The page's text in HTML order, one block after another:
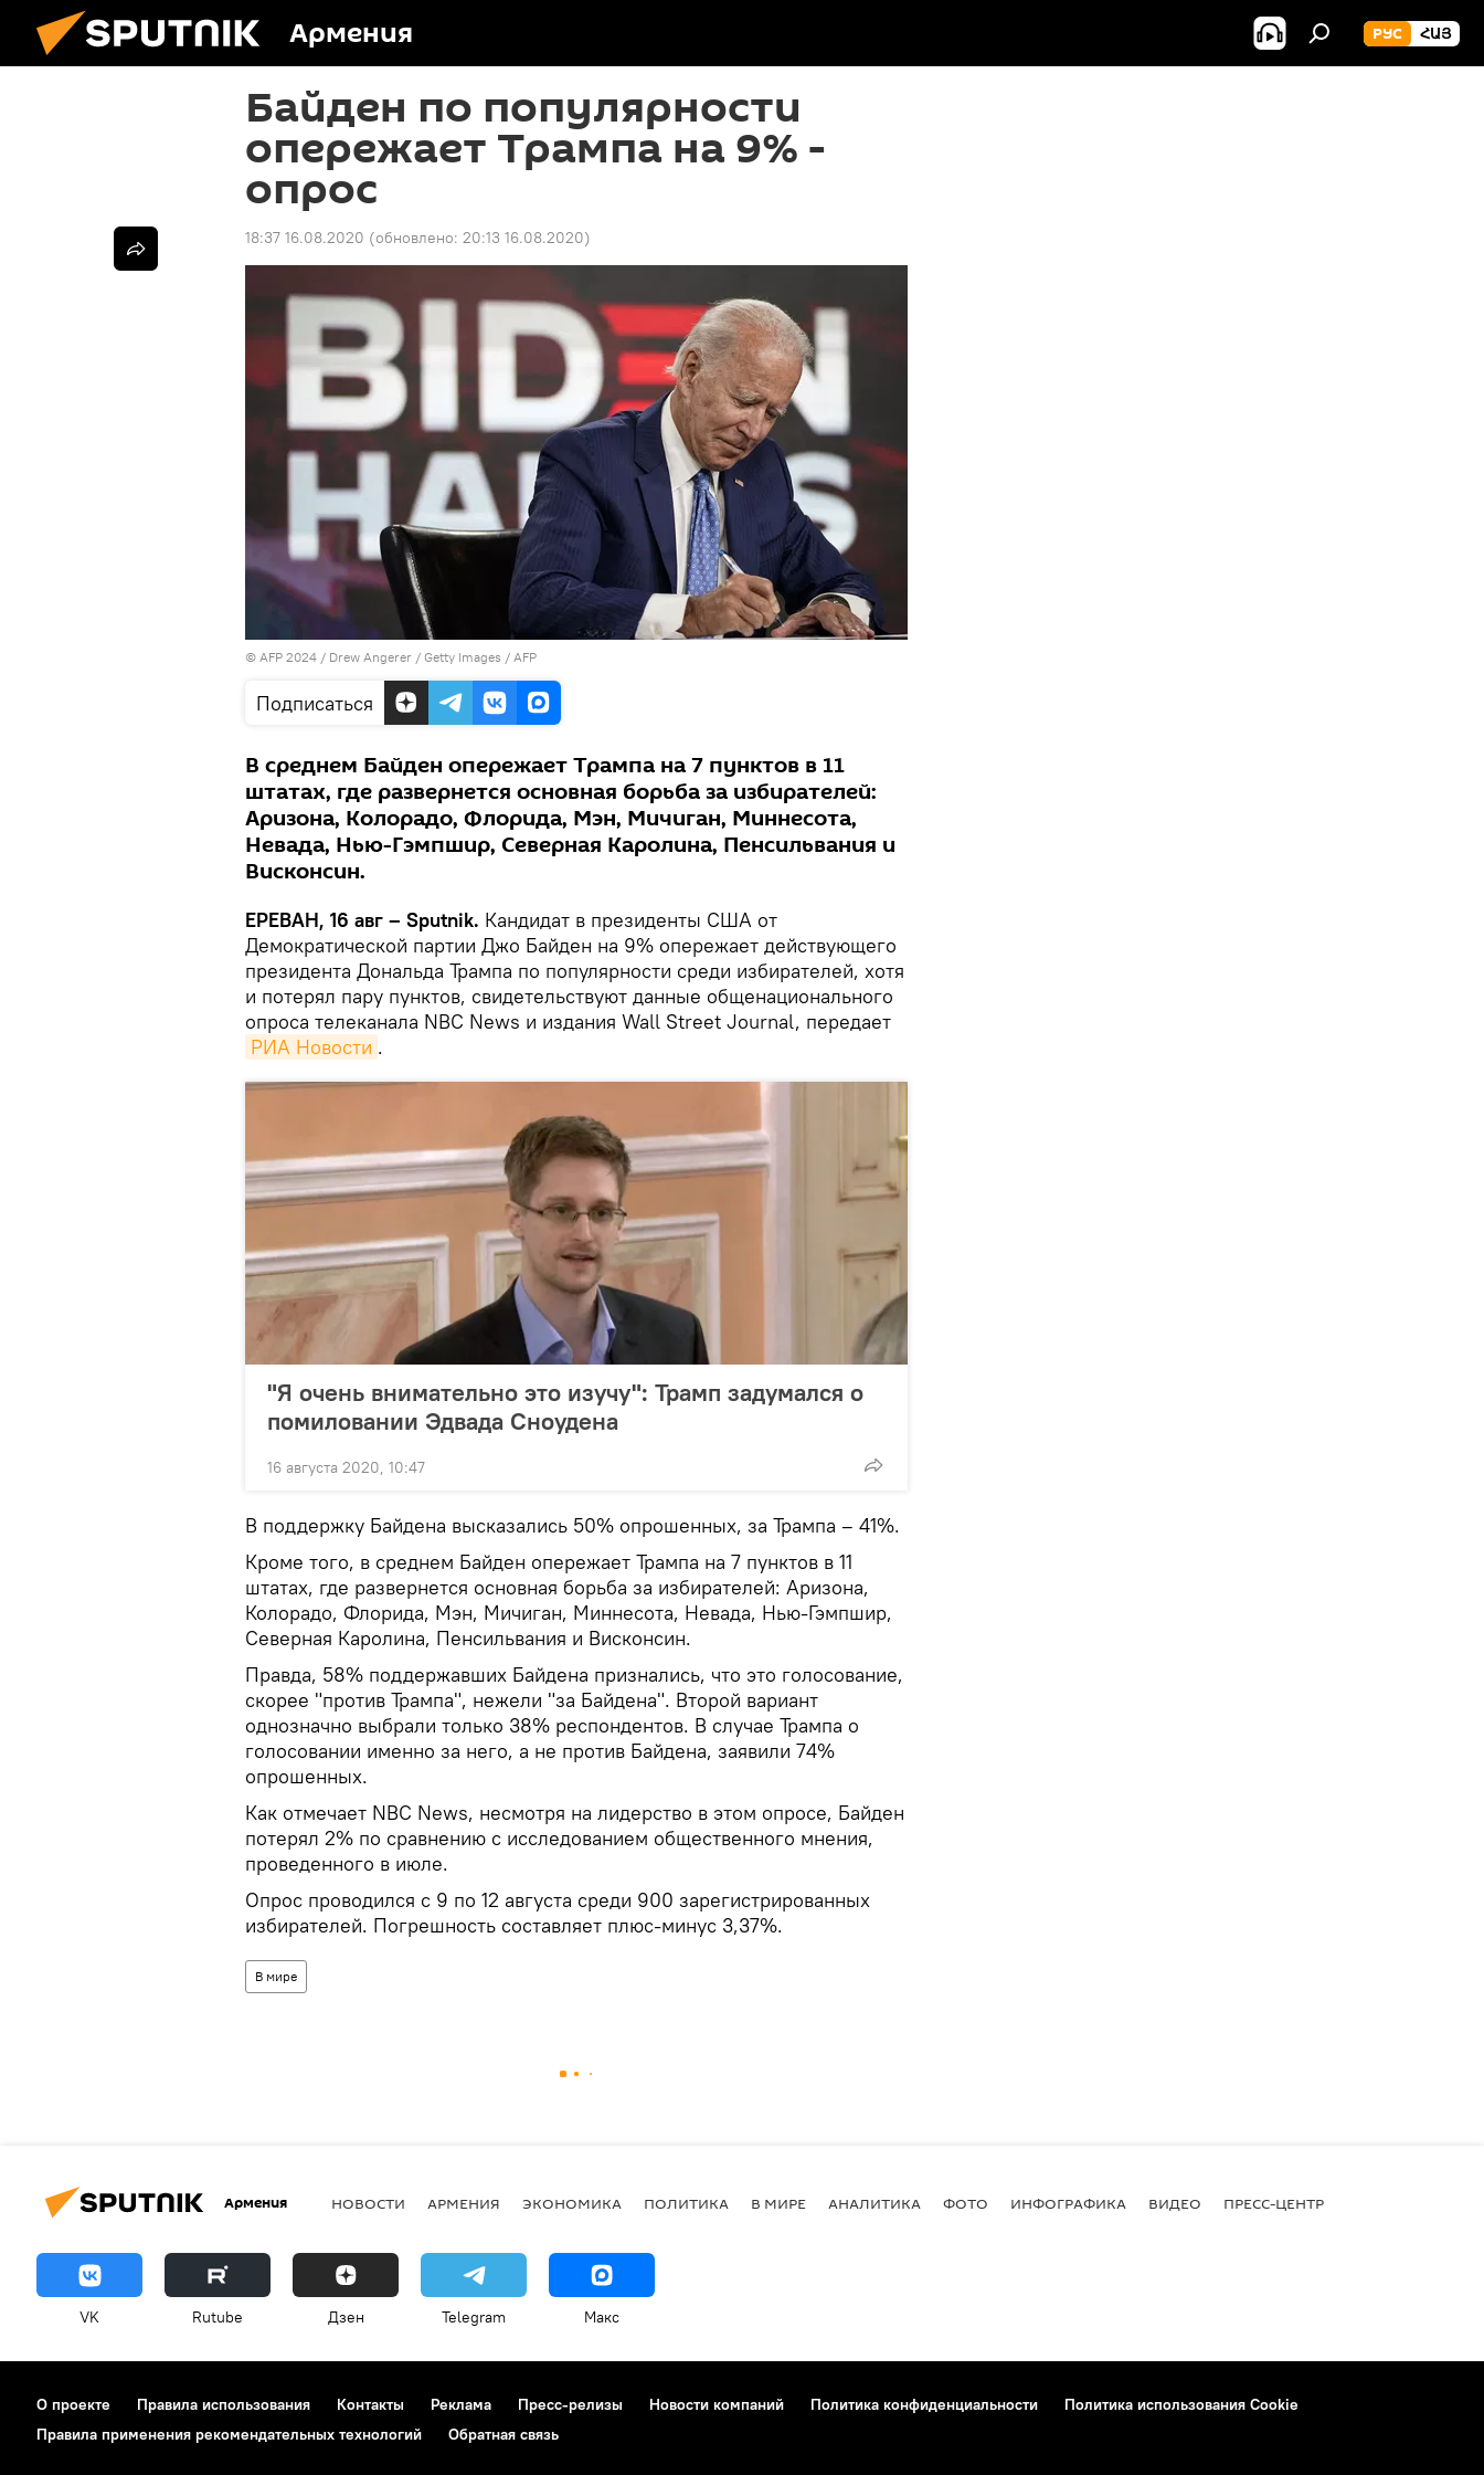
Армения РУС ՀԱՅ
Байден по популярности
опережает Трампа на 9% -
опрос
18:37 16.08.2020 (обновлено: 20:13 16.08.2020)
© AFP 2024 / Drew Angerer / Getty Images / AFP
Подписаться
В среднем Байден опережает Трампа на 7 пунктов в 11
штатах, где развернется основная борьба за избирателей:
Аризона, Колорадо, Флорида, Мэн, Мичиган, Миннесота,
Невада, Нью-Гэмпшир, Северная Каролина, Пенсильвания и
Висконсин.
ЕРЕВАН, 16 авг – Sputnik. Кандидат в президенты США от
Демократической партии Джо Байден на 9% опережает действующего
президента Дональда Трампа по популярности среди избирателей, хотя
и потерял пару пунктов, свидетельствуют данные общенационального
опроса телеканала NBC News и издания Wall Street Journal, передает
РИА Новости .
"Я очень внимательно это изучу": Трамп задумался о
помиловании Эдвада Сноудена
16 августа 2020, 10:47
В поддержку Байдена высказались 50% опрошенных, за Трампа – 41%.
Кроме того, в среднем Байден опережает Трампа на 7 пунктов в 11
штатах, где развернется основная борьба за избирателей: Аризона,
Колорадо, Флорида, Мэн, Мичиган, Миннесота, Невада, Нью-Гэмпшир,
Северная Каролина, Пенсильвания и Висконсин.
Правда, 58% поддержавших Байдена признались, что это голосование,
скорее "против Трампа", нежели "за Байдена". Второй вариант
однозначно выбрали только 38% респондентов. В случае Трампа о
голосовании именно за него, а не против Байдена, заявили 74%
опрошенных.
Как отмечает NBC News, несмотря на лидерство в этом опросе, Байден
потерял 2% по сравнению с исследованием общественного мнения,
проведенного в июле.
Опрос проводился с 9 по 12 августа среди 900 зарегистрированных
избирателей. Погрешность составляет плюс-минус 3,37%.
В мире
Армения НОВОСТИ АРМЕНИЯ ЭКОНОМИКА ПОЛИТИКА В МИРЕ АНАЛИТИКА ФОТО ИНФОГРАФИКА ВИДЕО ПРЕСС-ЦЕНТР
VK Rutube Дзен Telegram Макс
О проекте Правила использования Контакты Реклама Пресс-релизы Новости компаний Политика конфиденциальности
Политика использования Cookie
Правила применения рекомендательных технологий
Обратная связь